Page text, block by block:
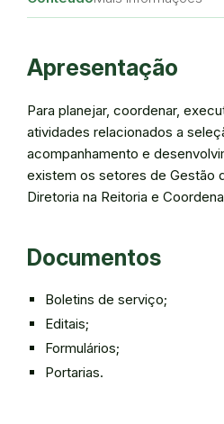
Apresentação
Para planejar, coordenar,
atividades relacionados a
acompanhamento e
existem os setores de Gestão
Diretoria na Reitoria e
Documentos
Boletins de serviço;
Editais;
Formulários;
Portarias.